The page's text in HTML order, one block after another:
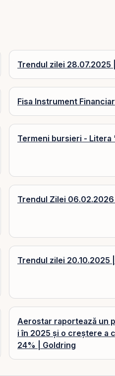
Trendul zilei 28.07.2025
Fisa Instrument Financiar
Termeni bursieri - Litera
Trendul Zilei
Trendul zilei 20.10.2025
Aerostar raportează un
i în 2025 și o creștere a
24% | Goldring